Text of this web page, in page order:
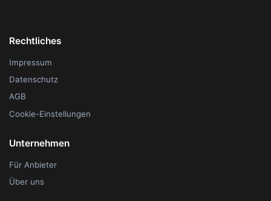
Rechtliches
Impressum
Datenschutz
AGB
Cookie-Einstellungen
Unternehmen
Für Anbieter
Über uns